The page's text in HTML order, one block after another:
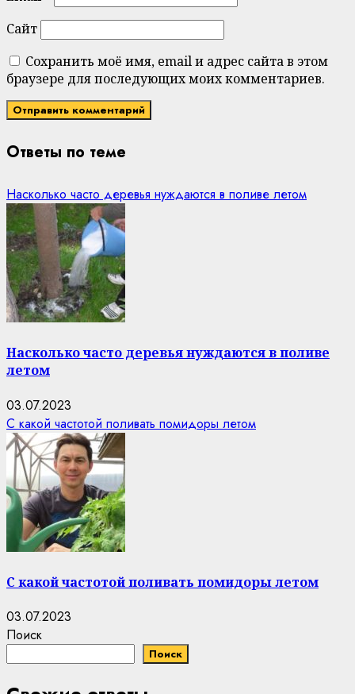
Сайт
Сохранить моё имя, email и адрес сайта в этом
браузере для последующих моих комментариев.
Ответы по теме
Насколько часто деревья нуждаются в поливе летом
Насколько часто деревья нуждаются в поливе
летом
03.07.2023
С какой частотой поливать помидоры летом
С какой частотой поливать помидоры летом
03.07.2023
Поиск
Поиск